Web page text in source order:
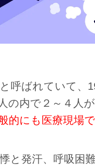
呼ばれていて、
の内で２～４人
的にも医療現場
と発汗、呼吸困